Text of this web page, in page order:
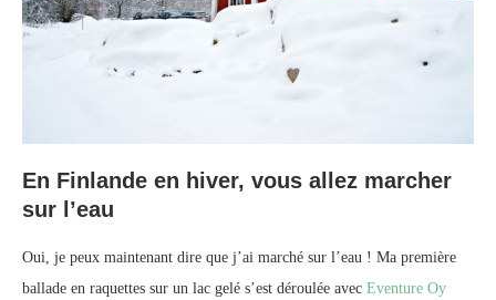
En Finlande en hiver, vous allez marcher
sur l’eau
Oui, je peux maintenant dire que j’ai marché sur l’eau ! Ma première
ballade en raquettes sur un lac gelé s’est déroulée avec Eventure Oy